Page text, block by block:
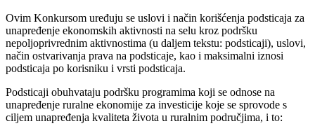
Ovim Konkursom uređuju se uslovi i način korišćenja podsticaja za
unapređenje ekonomskih aktivnosti na selu kroz podršku
nepoljoprivrednim aktivnostima (u daljem tekstu: podsticaji), uslovi,
način ostvarivanja prava na podsticaje, kao i maksimalni iznosi
podsticaja po korisniku i vrsti podsticaja.
Podsticaji obuhvataju podršku programima koji se odnose na
unapređenje ruralne ekonomije za investicije koje se sprovode s
ciljem unapređenja kvaliteta života u ruralnim područjima, i to: